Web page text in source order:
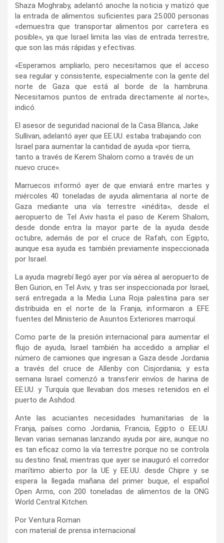
Shaza Moghraby, adelantó anoche la noticia y matizó que
la entrada de alimentos suficientes para 25.000 personas
«demuestra que transportar alimentos por carretera es
posible», ya que Israel limita las vías de entrada terrestre,
que son las más rápidas y efectivas.
«Esperamos ampliarlo, pero necesitamos que el acceso
sea regular y consistente, especialmente con la gente del
norte de Gaza que está al borde de la hambruna.
Necesitamos puntos de entrada directamente al norte»,
indicó.
El asesor de seguridad nacional de la Casa Blanca, Jake
Sullivan, adelantó ayer que EE.UU. estaba trabajando con
Israel para aumentar la cantidad de ayuda «por tierra,
tanto a través de Kerem Shalom como a través de un
nuevo cruce».
Marruecos informó ayer de que enviará entre martes y
miércoles 40 toneladas de ayuda alimentaria al norte de
Gaza mediante una vía terrestre «inédita», desde el
aeropuerto de Tel Aviv hasta el paso de Kerem Shalom,
desde donde entra la mayor parte de la ayuda desde
octubre, además de por el cruce de Rafah, con Egipto,
aunque esa ayuda es también previamente inspeccionada
por Israel.
La ayuda magrebí llegó ayer por vía aérea al aeropuerto de
Ben Gurion, en Tel Aviv, y tras ser inspeccionada por Israel,
será entregada a la Media Luna Roja palestina para ser
distribuida en el norte de la Franja, informaron a EFE
fuentes del Ministerio de Asuntos Exteriores marroquí.
Como parte de la presión internacional para aumentar el
flujo de ayuda, Israel también ha accedido a ampliar el
número de camiones que ingresan a Gaza desde Jordania
a través del cruce de Allenby con Cisjordania; y esta
semana Israel comenzó a transferir envíos de harina de
EE.UU. y Turquía que llevaban dos meses retenidos en el
puerto de Ashdod.
Ante las acuciantes necesidades humanitarias de la
Franja, países como Jordania, Francia, Egipto o EE.UU.
llevan varias semanas lanzando ayuda por aire, aunque no
es tan eficaz como la vía terrestre porque no se controla
su destino final; mientras que ayer se inauguró el corredor
marítimo abierto por la UE y EE.UU. desde Chipre y se
espera la llegada mañana del primer buque, el español
Open Arms, con 200 toneladas de alimentos de la ONG
World Central Kitchen.
Por Ventura Roman
con material de prensa internacional